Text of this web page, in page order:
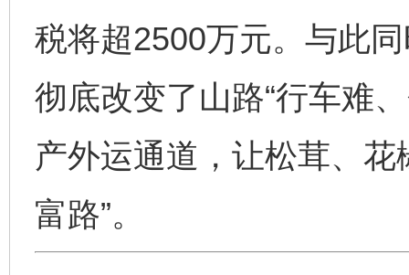
税将超2500万元。与此
彻底改变了山路“行车难
产外运通道，让松茸、花
富路”。